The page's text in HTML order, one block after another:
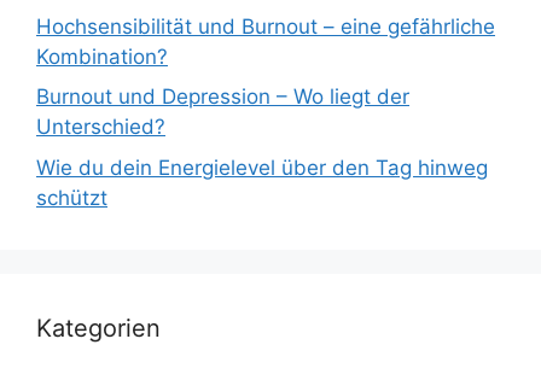
Hochsensibilität und Burnout – eine gefährliche
Kombination?
Burnout und Depression – Wo liegt der
Unterschied?
Wie du dein Energielevel über den Tag hinweg
schützt
Kategorien